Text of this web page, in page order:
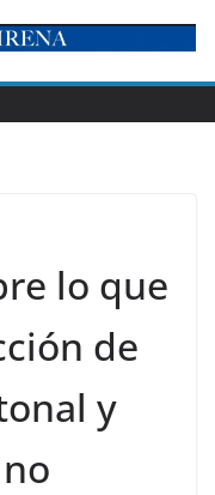
lo que
de
y